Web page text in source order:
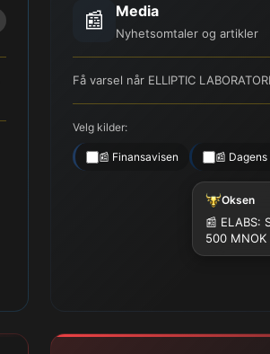
📰 Media
Nyhetsomtaler og artikler
Få varsel når ELLIPTIC
Velg kilder:
📰 Finansavisen 📰
Oksen
📰 ELABS:
500 MNOK